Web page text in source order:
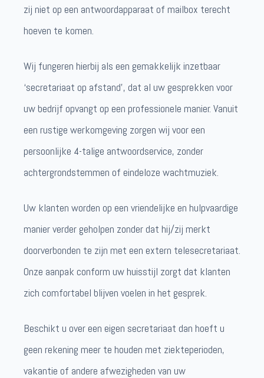
zij niet op een antwoordapparaat of mailbox terecht
hoeven te komen.
Wij fungeren hierbij als een gemakkelijk inzetbaar
‘secretariaat op afstand’, dat al uw gesprekken voor
uw bedrijf opvangt op een professionele manier. Vanuit
een rustige werkomgeving zorgen wij voor een
persoonlijke 4-talige antwoordservice, zonder
achtergrondstemmen of eindeloze wachtmuziek.
Uw klanten worden op een vriendelijke en hulpvaardige
manier verder geholpen zonder dat hij/zij merkt
doorverbonden te zijn met een extern telesecretariaat.
Onze aanpak conform uw huisstijl zorgt dat klanten
zich comfortabel blijven voelen in het gesprek.
Beschikt u over een eigen secretariaat dan hoeft u
geen rekening meer te houden met ziekteperioden,
vakantie of andere afwezigheden van uw